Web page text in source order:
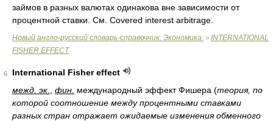
займов в разных валютах одинакова вне зависимости от
процентной ставки. См. Covered interest arbitrage.
Новый англо-русский словарь-справочник. Экономика. > INTERNATIONAL
FISHER EFFECT
6
International Fisher effect
межд. эк.
фин. международный эффект Фишера (теория, по
которой соотношение между процентными ставками
разных стран отражает ожидаемые изменения обменного